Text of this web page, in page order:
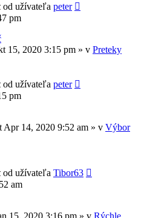
od užívateľa peter
pm
15, 2020 3:15 pm » v Preteky
od užívateľa peter
pm
Apr 14, 2020 9:52 am » v Výbor
od užívateľa Tibor63
am
15, 2020 3:16 pm » v Rýchle